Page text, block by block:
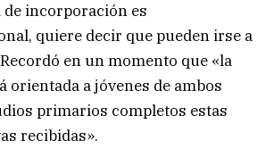
de incorporación es
quiere decir que pueden irse a
en un momento que «la
orientada a jóvenes de ambos
primarios completos estas
recibidas».